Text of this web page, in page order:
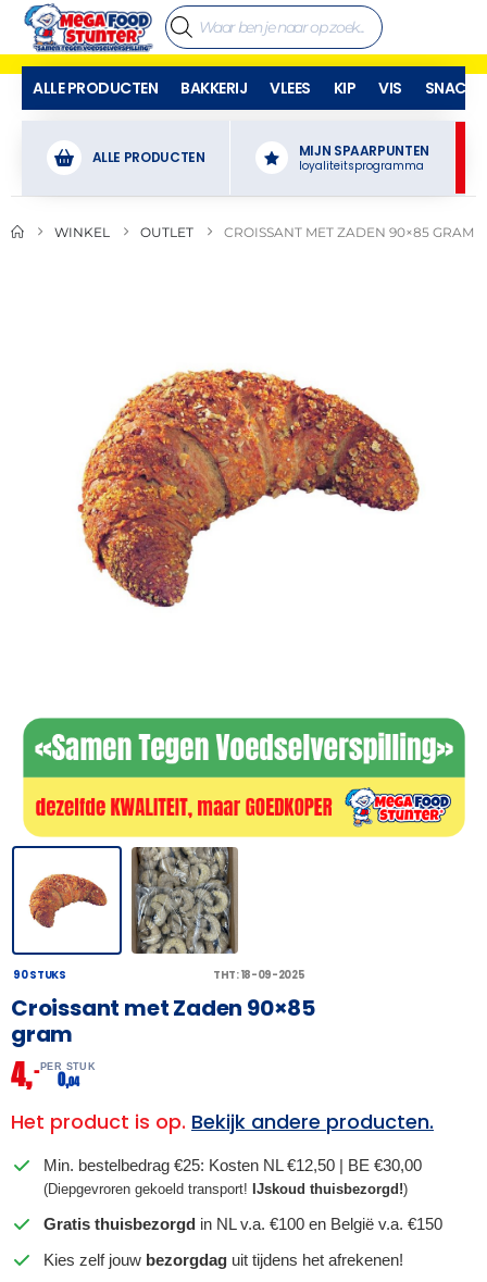
ALLE PRODUCTEN BAKKERIJ VLEES KIP VIS SNACKS
ALLE PRODUCTEN MIJN SPAARPUNTEN
loyaliteitsprogramma
WINKEL OUTLET CROISSANT MET ZADEN 90×85 GRAM
90 STUKS THT: 18-09-2025
Croissant met Zaden 90×85
gram
4,– PER STUK
0,04
Het product is op. Bekijk andere producten.
Min. bestelbedrag €25: Kosten NL €12,50 | BE €30,00
(Diepgevroren gekoeld transport! IJskoud thuisbezorgd!)
Gratis thuisbezorgd in NL v.a. €100 en België v.a. €150
Kies zelf jouw bezorgdag uit tijdens het afrekenen!